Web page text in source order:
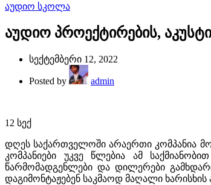
აუდიო სკოლა
აუდიო პროექტირების,
სექტემბერი 12, 2022
Posted by admin
12 სექ
დღეს საქართველოში არაერთი კომპანია
კომპანიები უკვე წლებია ამ
წარმომადგენლები და დილერები
დაგიმონტაჟებენ საკმაოდ მაღალი ხარისხის